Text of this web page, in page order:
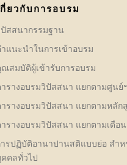
กี่ยวกับการอบรม
สสนากรรมฐาน
แนะนำในการเข้าอบรม
สมบัติผู้เข้ารับการอบรม
รางอบรมวิปัสสนา แยกตามศูนย์ฯ
รางอบรมวิปัสสนา แยกตามหลัก
รางอบรมวิปัสสนา แยกตามเดือน
รปฏิบัติอานาปานสติแบบย่อ สำห
คลทั่วไป